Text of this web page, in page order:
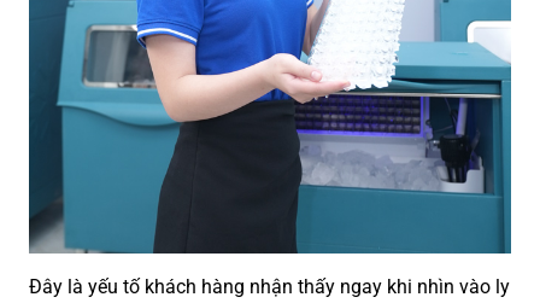
Đây là yếu tố khách hàng nhận thấy ngay khi nhìn vào ly